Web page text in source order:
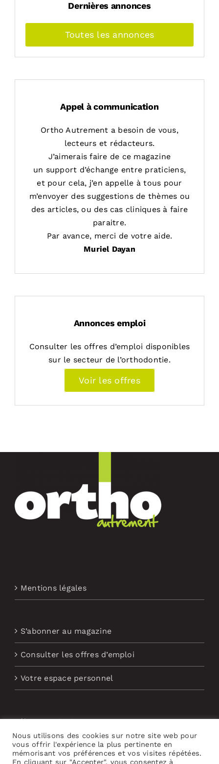
Dernières annonces
Toutes les annonces
Appel à communication
Ortho Autrement a besoin de vous,
lecteurs et rédacteurs.
J’aimerais faire de ce magazine
un support d’échange entre praticiens,
et pour cela, j’en appelle à tous pour
m’envoyer des suggestions de thèmes ou
des articles, ou des cas cliniques à faire
paraitre.
Par avance, merci de votre aide.
Muriel Dayan
Annonces emploi
Consulter les offres d’emploi disponibles
sur le secteur de l’orthodontie.
Voir les offres
Mentions légales
S’abonner au magazine
Consulter les offres d’emploi
Votre espace personnel
Nous contacter
Abonnement aux Newsletters
Nous utilisons des cookies sur notre site web pour
vous offrir l'expérience la plus pertinente en
mémorisant vos préférences et vos visites répétées.
En cliquant sur "Accepter", vous consentez à